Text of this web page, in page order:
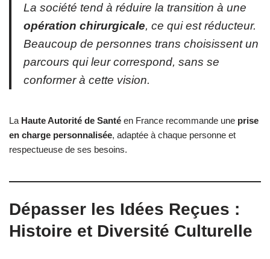
La société tend à réduire la transition à une
opération chirurgicale, ce qui est réducteur.
Beaucoup de personnes trans choisissent un
parcours qui leur correspond, sans se
conformer à cette vision.
La Haute Autorité de Santé en France recommande une prise
en charge personnalisée, adaptée à chaque personne et
respectueuse de ses besoins.
Dépasser les Idées Reçues :
Histoire et Diversité Culturelle